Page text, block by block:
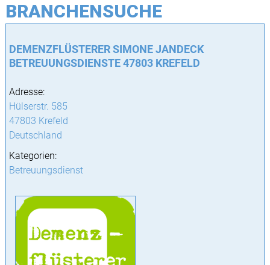
BRANCHENSUCHE
DEMENZFLÜSTERER SIMONE JANDECK
BETREUUNGSDIENSTE 47803 KREFELD
Adresse:
Hülserstr. 585
47803 Krefeld
Deutschland
Kategorien:
Betreuungsdienst